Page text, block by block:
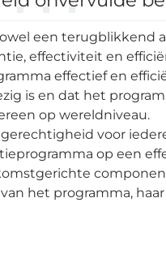
een
effectiviteit en
effectief en
is en dat het
op wereldniveau.
voor
op een
het programma,